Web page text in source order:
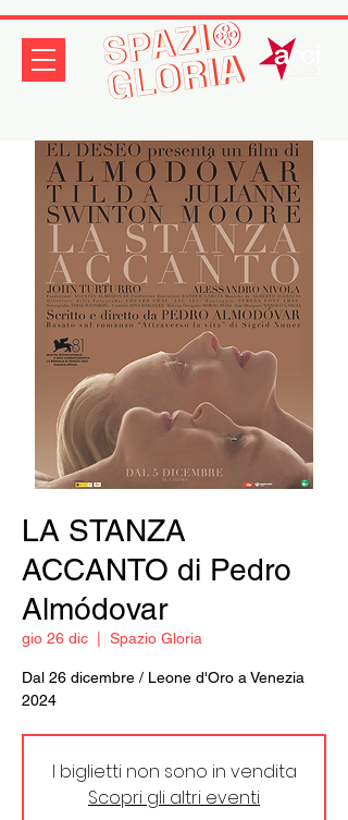
LA STANZA
ACCANTO di Pedro
Almódovar
gio 26 dic Spazio Gloria
Dal 26 dicembre / Leone d'Oro a Venezia
2024
I biglietti non sono in vendita
Scopri gli altri eventi